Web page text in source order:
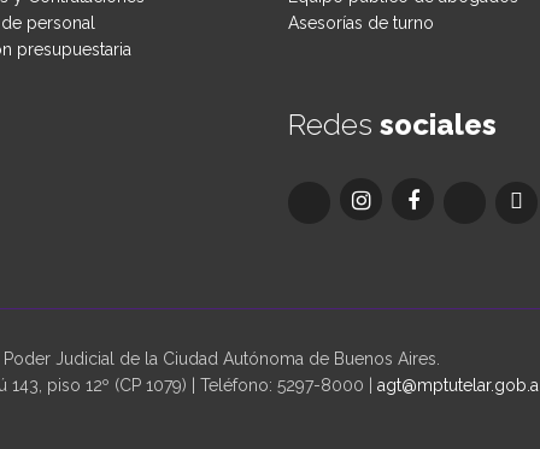
personal
presupuestaria
Asesorías de turno
Redes sociales
Poder Judicial de la Ciudad Autónoma de Buenos Aires.
143, piso 12º (CP 1079) | Teléfono: 5297-8000 |